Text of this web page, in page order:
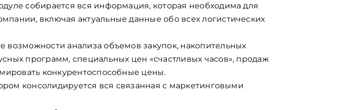
собирается вся информация, которая необходима для
включая актуальные данные обо всех логистических
анализа объемов закупок, накопительных
программ, специальных цен «счастливых часов», продаж
конкурентоспособные цены.
консолидируется вся связанная с маркетинговыми